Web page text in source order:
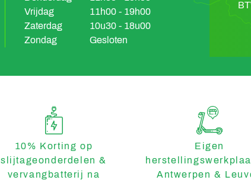
Vrijdag
11h00 - 19h00
Zaterdag
10u30 - 18u00
Zondag
Gesloten
10% Korting op
slijtageonderdelen &
vervangbatterij na
Eigen
Antwerpen &